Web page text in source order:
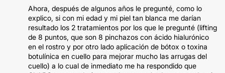
Ahora, después de algunos años le pregunté, como lo
explico, si con mi edad y mi piel tan blanca me darían
resultado los 2 tratamientos por los que le pregunté (lifting
de 8 puntos, que son 8 pinchazos con ácido hialurónico
en el rostro y por otro lado aplicación de bótox o toxina
botulínica en cuello para mejorar mucho las arrugas del
cuello) a lo cual de inmediato me ha respondido que